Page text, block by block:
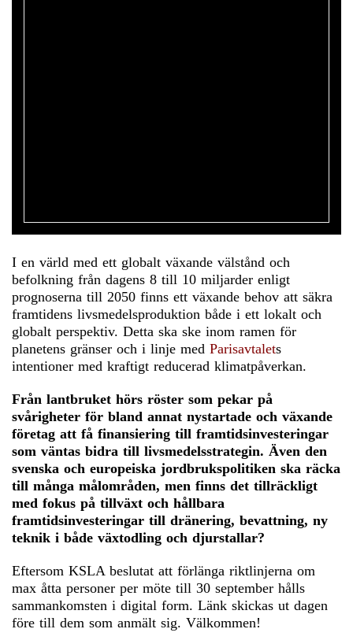
I en värld med ett globalt växande välstånd och
befolkning från dagens 8 till 10 miljarder enligt
prognoserna till 2050 finns ett växande behov att säkra
framtidens livsmedelsproduktion både i ett lokalt och
globalt perspektiv. Detta ska ske inom ramen för
planetens gränser och i linje med Parisavtalets
intentioner med kraftigt reducerad klimatpåverkan.
Från lantbruket hörs röster som pekar på
svårigheter för bland annat nystartade och växande
företag att få finansiering till framtidsinvesteringar
som väntas bidra till livsmedelsstrategin. Även den
svenska och europeiska jordbrukspolitiken ska räcka
till många målområden, men finns det tillräckligt
med fokus på tillväxt och hållbara
framtidsinvesteringar till dränering, bevattning, ny
teknik i både växtodling och djurstallar?
Eftersom KSLA beslutat att förlänga riktlinjerna om
max åtta personer per möte till 30 september hålls
sammankomsten i digital form. Länk skickas ut dagen
före till dem som anmält sig. Välkommen!